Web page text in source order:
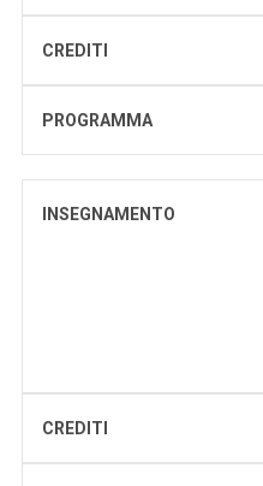
CREDITI
PROGRAMMA
INSEGNAMENTO
CREDITI